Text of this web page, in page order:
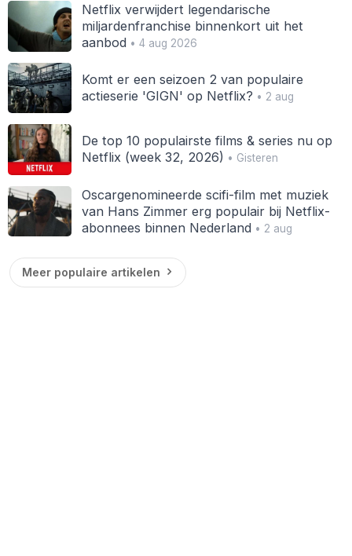
Netflix verwijdert legendarische
miljardenfranchise binnenkort uit het
aanbod • 4 aug 2026
Komt er een seizoen 2 van populaire
actieserie 'GIGN' op Netflix? • 2 aug
De top 10 populairste films & series nu op
Netflix (week 32, 2026) • Gisteren
Oscargenomineerde scifi-film met muziek
van Hans Zimmer erg populair bij Netflix-
abonnees binnen Nederland • 2 aug
Meer populaire artikelen